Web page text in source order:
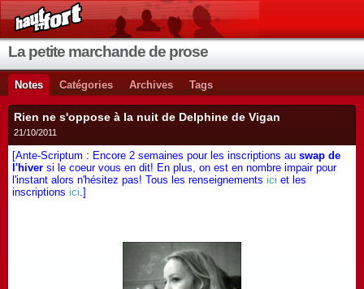
La petite marchande de prose
Notes Catégories Archives Tags
Rien ne s'oppose à la nuit de Delphine de Vigan
21/10/2011
[Ante-Scriptum : Encore 2 semaines pour les inscriptions au swap de
l'hiver si le coeur vous en dit! En plus, on est en nombre impair pour
l'instant alors n'hésitez pas! Tous les renseignements ici et les
inscriptions ici.]